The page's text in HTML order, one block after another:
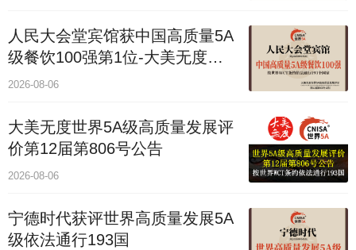
人民大会堂宾馆获中国高质量5A
级餐饮100强第1位-大美无度评
价通193国
2026-08-06
大美无度世界5A级高质量发展评
价第12届第806号公告
2026-08-06
宁德时代获评世界高质量发展5A
级依法通行193国